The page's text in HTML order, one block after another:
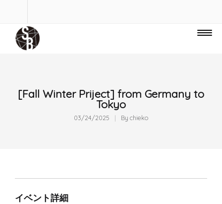
[Fall Winter Priject] from Germany to
Tokyo
03/24/2025 By chieko
イベント詳細